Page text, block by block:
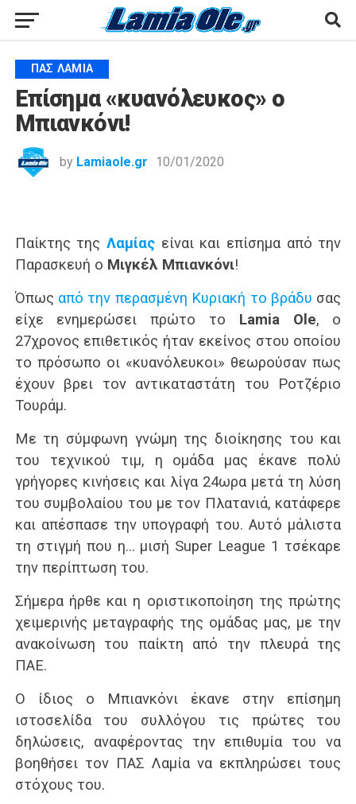
ΠΑΣ ΛΑΜΊΑ
Επίσημα «κυανόλευκος» ο
Μπιανκόνι!
by Lamiaole.gr 10/01/2020
Παίκτης της Λαμίας είναι και επίσημα από την
Παρασκευή ο Μιγκέλ Μπιανκόνι!
Όπως από την περασμένη Κυριακή το βράδυ σας
είχε ενημερώσει πρώτο το Lamia Ole, ο
27χρονος επιθετικός ήταν εκείνος στου οποίου
το πρόσωπο οι «κυανόλευκοι» θεωρούσαν πως
έχουν βρει τον αντικαταστάτη του Ροτζέριο
Τουράμ.
Με τη σύμφωνη γνώμη της διοίκησης του και
του τεχνικού τιμ, η ομάδα μας έκανε πολύ
γρήγορες κινήσεις και λίγα 24ωρα μετά τη λύση
του συμβολαίου του με τον Πλατανιά, κατάφερε
και απέσπασε την υπογραφή του. Αυτό μάλιστα
τη στιγμή που η… μισή Super League 1 τσέκαρε
την περίπτωση του.
Σήμερα ήρθε και η οριστικοποίηση της πρώτης
χειμερινής μεταγραφής της ομάδας μας, με την
ανακοίνωση του παίκτη από την πλευρά της
ΠΑΕ.
Ο ίδιος ο Μπιανκόνι έκανε στην επίσημη
ιστοσελίδα του συλλόγου τις πρώτες του
δηλώσεις, αναφέροντας την επιθυμία του να
βοηθήσει τον ΠΑΣ Λαμία να εκπληρώσει τους
στόχους του.